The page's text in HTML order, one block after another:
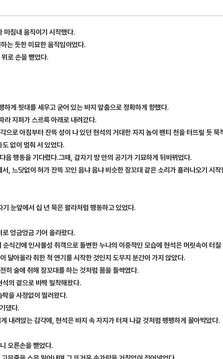
마침내 움직이기 시작했다.
는 듯한 미묘한 움직임이었다.
로 손을 뻗었다.
게 핏대를 세우고 굳어 있는 바지 앞춤으로 정확하게 향했다.
라 지퍼가 스르륵 아래로 내려갔다.
으로 아침부터 잔뜩 성이 나 있던 현석의 거대한 자지 놈이 팬티 천을 터뜨릴 듯 묵
없이 멈춰 서 있었다.
음 행동을 기다렸다.그때, 갑자기 방 안의 공기가 기묘하게 뒤바뀌었다.
, 느닷없이 혀가 잔뜩 꼬인 음냐 음냐 비슷한 잠꼬대 같은 소리가 흘러나오기 시작
눈앞에서 십 년 묵은 꽐라처럼 행동하고 있었다.
엉금엉금 기어 올라왔다.
식간에 인사불성 취객으로 돌변한 누나의 이중적인 모습에 현석은 머릿속이 터
달아올라 취한 척 연기를 시작한 것인지 도무지 분간이 가지 않았다.
히 술에 취해 잠꼬대를 하는 것처럼 몸을 들썩였다.
의 곁으로 바짝 밀착해왔다.
을 사정없이 찔러왔다.
댔다.
내려앉는 감각에, 현석은 바지 속 자지가 터져 나갈 것처럼 팽팽하게 꼴아박았다.
오른손을 뻗었다.